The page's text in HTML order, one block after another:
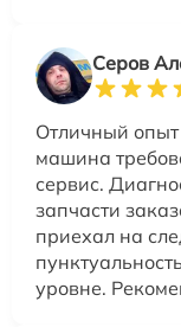
Серов
Отличный
машина
сервис.
запчасти
приехал на
уровне.